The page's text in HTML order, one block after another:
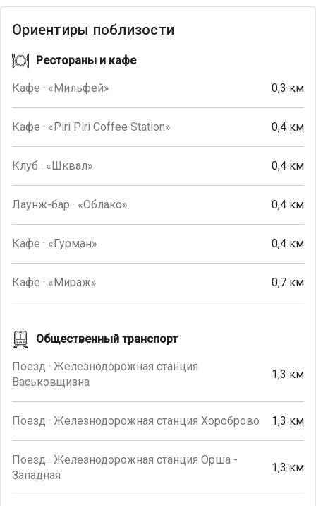
Ориентиры поблизости
Рестораны и кафе
Кафе · «Мильфей» 0,3 км
Кафе · «Piri Piri Coffee Station» 0,4 км
Клуб · «Шквал» 0,4 км
Лаунж-бар · «Облако» 0,4 км
Кафе · «Гурман» 0,4 км
Кафе · «Мираж» 0,7 км
Общественный транспорт
Поезд · Железнодорожная станция
Васьковщизна
1,3 км
Поезд · Железнодорожная станция Хороброво 1,3 км
Поезд · Железнодорожная станция Орша -
Западная
1,3 км